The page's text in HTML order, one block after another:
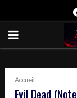
PRIMARY
Accueil
Evil Dead